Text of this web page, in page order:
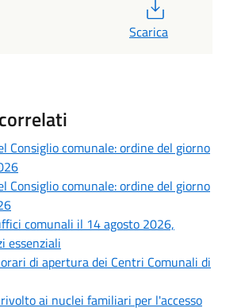
Scarica
Consiglio comunale: ordine del giorno
Consiglio comunale: ordine del giorno
comunali il 14 agosto 2026,
essenziali
di apertura dei Centri Comunali di
ai nuclei familiari per l'accesso